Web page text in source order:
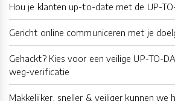
Hou je klanten up-to-date met de UP-
Gericht online communiceren met je
Gehackt? Kies voor een veilige UP-TO-
weg-verificatie
Makkelijker, sneller & veiliger kunnen we